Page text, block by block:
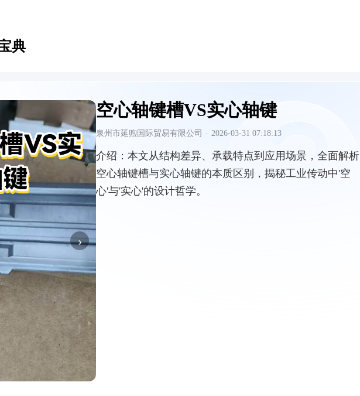
典
›
空心轴键槽VS实心轴键
泉州市延煦国际贸易有限公司 · 2026-03-31 07:18:13
介绍： 本文从结构差异、承载特点到应用场景，全面解析
空心轴键槽与实心轴键的本质区别，揭秘工业传动中'空
心'与'实心'的设计哲学。